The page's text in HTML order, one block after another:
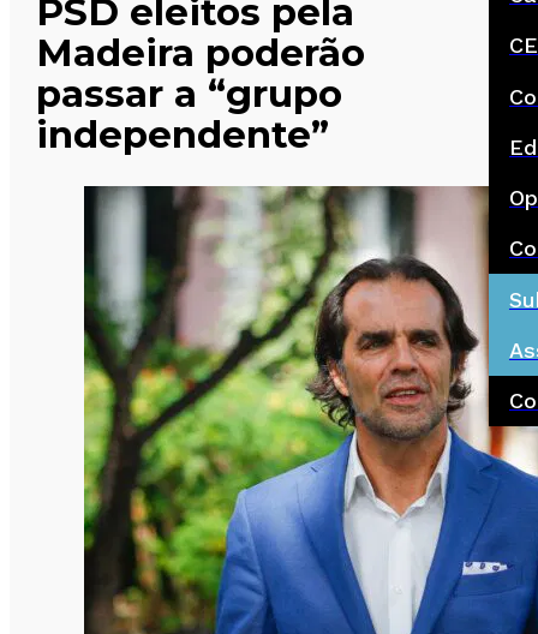
PSD eleitos pela
Madeira poderão
passar a “grupo
independente”